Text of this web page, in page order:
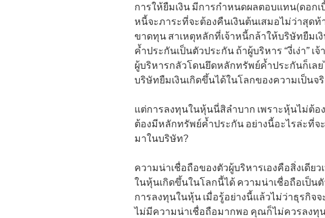
การให้ยืมเงิน มีการกำหนดผลตอบแทน(ดอก
หนี้จะภาระที่จะต้องคืนเงินต้นเสมอไม่ว่าสุดท้
ขาดทุน สาเหตุหลักที่เจ้าหนี้กล้าให้บริษัทยืมเ
ค้ำประกันเป็นตัวประกัน ถ้าผู้บริหาร “งี่เง่า”
ผู้บริหารกลัวโดนยึดหลักทรัพย์ค้ำประกันก็เลย
บริษัทยืมเงินเกิดขึ้นได้ในโลกของความเป็นจริ
แต่การลงทุนในหุ้นนี่สิลำบาก เพราะหุ้นไม่ต้
ต้องมีหลักทรัพย์ค้ำประกัน อย่างนี้อะไรล่ะที่จ
มาในบริษัท?
ความน่าเชื่อถือของตัวผู้บริหารเองคือสิ่งเดีย
ในหุ้นเกิดขึ้นในโลกนี้ได้ ความน่าเชื่อถือเป็นตั
การลงทุนในหุ้น เมื่อรู้อย่างนี้แล้วไม่ว่าธุรกิจ
ไม่มีความน่าเชื่อถือมากพอ คุณก็ไม่ควรลงทุ